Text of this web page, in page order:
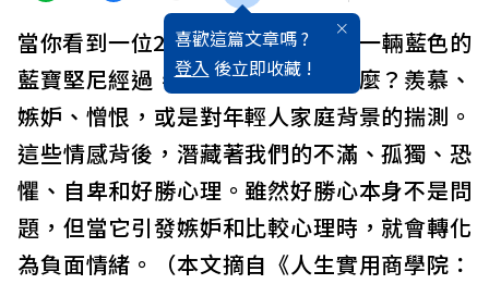
喜歡這篇文章嗎 ?
登入 後立即收藏 !
當你看到一位20歲的年輕人駕駛著一輛藍色的
藍寶堅尼經過，你的第一反應是什麼？羨慕、
嫉妒、憎恨，或是對年輕人家庭背景的揣測。
這些情感背後，潛藏著我們的不滿、孤獨、恐
懼、自卑和好勝心理。雖然好勝心本身不是問
題，但當它引發嫉妒和比較心理時，就會轉化
為負面情緒。（本文摘自《人生實用商學院：